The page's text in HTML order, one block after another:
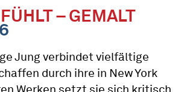
– GEMALT
Jung verbindet vielfältige
durch ihre in New York